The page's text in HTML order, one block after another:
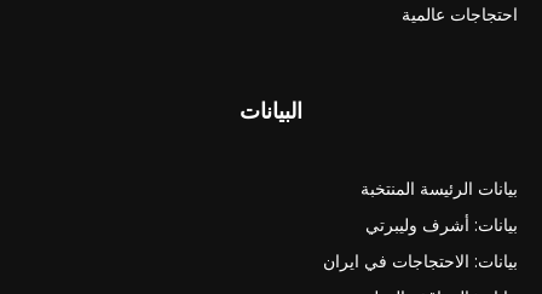
احتجاجات عالمية
البيانات
بيانات الرئيسة المنتخبة
بيانات: أشرف وليبرتي
بيانات: الاحتجاجات في ايران